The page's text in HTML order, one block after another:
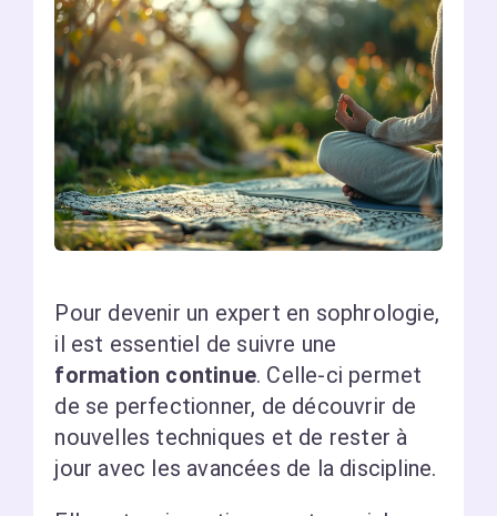
Pour devenir un expert en sophrologie,
il est essentiel de suivre une
formation continue. Celle-ci permet
de se perfectionner, de découvrir de
nouvelles techniques et de rester à
jour avec les avancées de la discipline.